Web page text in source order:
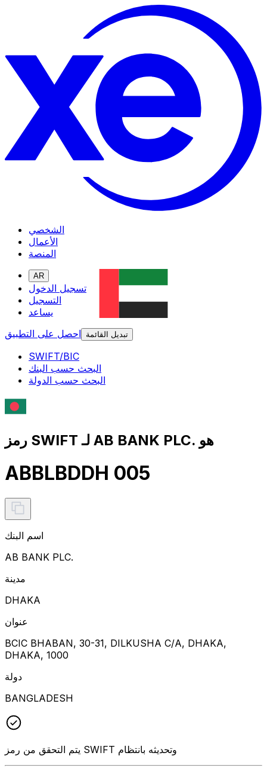
الشخصي
الأعمال
المنصة
AR
تسجيل الدخول
التسجيل
يساعد
احصل على التطبيق
تبديل القائمة
SWIFT/BIC
البحث حسب البنك
البحث حسب الدولة
رمز SWIFT لـ AB BANK PLC. هو
ABBLBDDH 005
اسم البنك
AB BANK PLC.
مدينة
DHAKA
عنوان
BCIC BHABAN, 30-31, DILKUSHA C/A, DHAKA,
DHAKA, 1000
دولة
BANGLADESH
يتم التحقق من رمز SWIFT وتحديثه بانتظام